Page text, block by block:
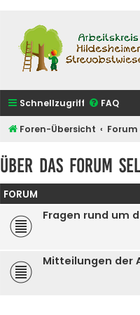
Schnellzugriff FAQ
Foren-Übersicht
Über das Forum
FORUM
Fragen rund um
Mitteilungen der